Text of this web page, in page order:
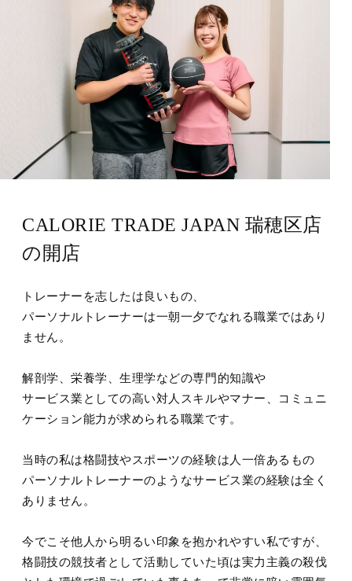
CALORIE TRADE JAPAN 瑞穂区店
の開店
トレーナーを志したは良いもの、
パーソナルトレーナーは一朝一夕でなれる職業ではあり
ません。
解剖学、栄養学、生理学などの専門的知識や
サービス業としての高い対人スキルやマナー、コミュニ
ケーション能力が求められる職業です。
当時の私は格闘技やスポーツの経験は人一倍あるもの
パーソナルトレーナーのようなサービス業の経験は全く
ありません。
今でこそ他人から明るい印象を抱かれやすい私ですが、
格闘技の競技者として活動していた頃は実力主義の殺伐